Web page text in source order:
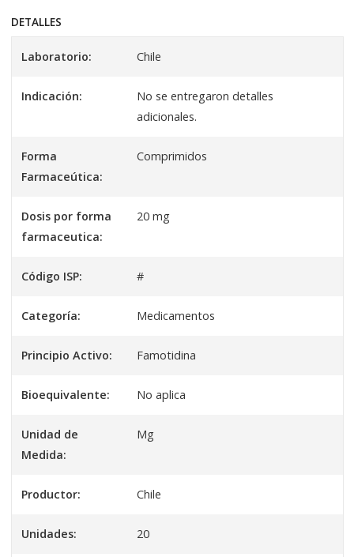
DETALLES
Laboratorio: Chile
Indicación:
No se entregaron detalles
adicionales.
Forma
Farmaceútica:
Comprimidos
Dosis por forma
farmaceutica:
20 mg
Código ISP: #
Categoría: Medicamentos
Principio Activo: Famotidina
Bioequivalente: No aplica
Unidad de
Medida:
Mg
Productor: Chile
Unidades: 20